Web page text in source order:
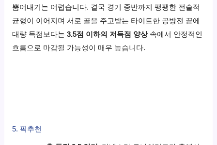
뿜어내기는 어렵습니다. 결국 경기 중반까지 팽팽한 전술적
균형이 이어지며 서로 골을 주고받는 타이트한 공방전 끝에
대량 득점보다는3.5점 이하의 저득점 양상속에서 안정적인
흐름으로 마감될 가능성이 매우 높습니다.
5. 픽추천